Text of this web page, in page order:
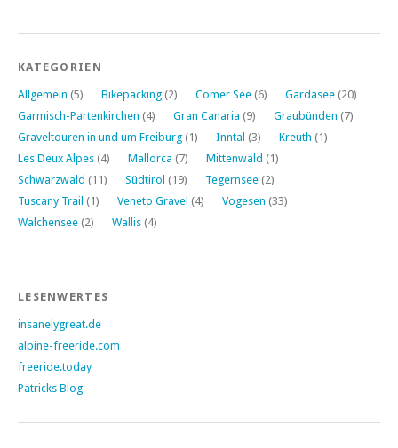
KATEGORIEN
Allgemein (5) Bikepacking (2) Comer See (6) Gardasee (20)
Garmisch-Partenkirchen (4) Gran Canaria (9) Graubünden (7)
Graveltouren in und um Freiburg (1) Inntal (3) Kreuth (1)
Les Deux Alpes (4) Mallorca (7) Mittenwald (1)
Schwarzwald (11) Südtirol (19) Tegernsee (2)
Tuscany Trail (1) Veneto Gravel (4) Vogesen (33)
Walchensee (2) Wallis (4)
LESENWERTES
insanelygreat.de
alpine-freeride.com
freeride.today
Patricks Blog